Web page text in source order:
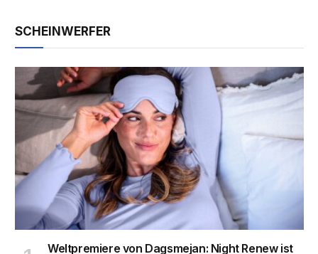
SCHEINWERFER
Weltpremiere von Dagsmejan: Night Renew ist